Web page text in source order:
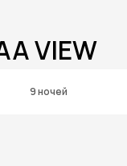
VIEW
9 ночей